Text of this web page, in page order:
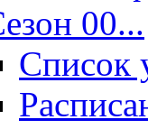
00...
Список